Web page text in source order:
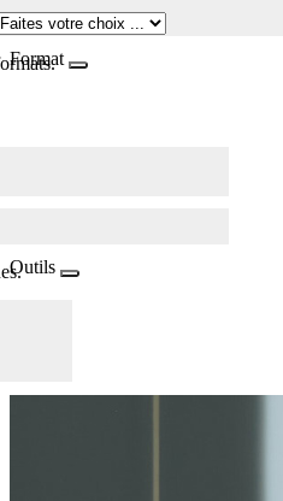
Format
Outils